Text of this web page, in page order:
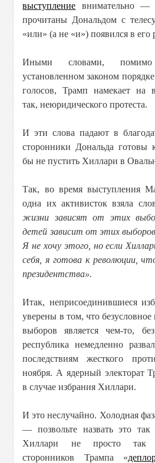
выступление внимательно —
прочитаны Дональдом с
«или» (а не «и») появился в его
Иными словами,
установленном законом порядке
голосов, Трамп намекает на
так, неюридического протеста.
И эти слова падают в
сторонники Дональда готовы
бы не пустить Хиллари в
Так, во время выступления
одна их активисток взяла
жизни зависят от этих
детей зависит от этих
Я не хочу этого, но если
себя, я готова к революции,
президентства».
Итак, неприсоединившиеся
уверены в том, что безусловное
выборов является чем-то,
республика немедленно
последствиям жесткого
ноября. А ядерный электорат
в случае избрания Хиллари.
И это неслучайно. Холодная
— позвольте назвать это
Хиллари не просто так
сторонников Трампа «